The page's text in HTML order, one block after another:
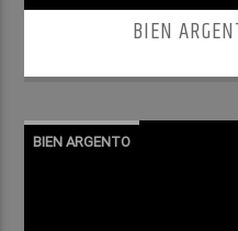
BIEN
BIEN ARGENTO